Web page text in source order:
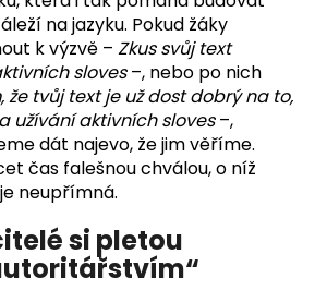
na jazyku. Pokud žáky
k výzvě – Zkus svůj text
sloves–, nebo po nich
že tvůj text je už dost dobrý na to,
užívání aktivních sloves–,
dát najevo, že jim věříme.
čas falešnou chválou, o níž
neupřímná.
si pletou